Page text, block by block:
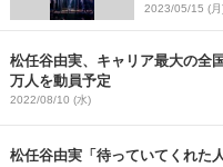
アリーナ
2023/05/15 (月
松任谷由実、キャリア最大の
万人を動員予定
2022/08/10 (水)
松任谷由実「待っていてくれた